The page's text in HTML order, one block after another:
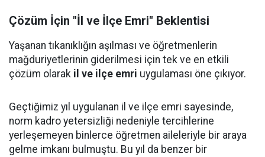
Çözüm İçin "İl ve İlçe Emri" Beklentisi
Yaşanan tıkanıklığın aşılması ve öğretmenlerin
mağduriyetlerinin giderilmesi için tek ve en etkili
çözüm olarak il ve ilçe emri uygulaması öne çıkıyor.
Geçtiğimiz yıl uygulanan il ve ilçe emri sayesinde,
norm kadro yetersizliği nedeniyle tercihlerine
yerleşemeyen binlerce öğretmen aileleriyle bir araya
gelme imkanı bulmuştu. Bu yıl da benzer bir